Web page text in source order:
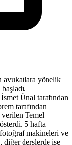
avukatlara yönelik
Ünal tarafından
tarafından
Temel
5 hafta
makineleri ve
derslerde ise